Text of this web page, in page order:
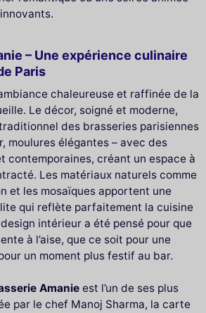
– Une expérience culinaire
Paris
chaleureuse et raffinée de la
Le décor, soigné et moderne,
des brasseries parisiennes
moulures élégantes – avec des
contemporaines, créant un espace à
Les matériaux naturels comme
et les mosaïques apportent une
qui reflète parfaitement la cuisine
intérieur a été pensé pour que
à l’aise, que ce soit pour une
un moment plus festif au bar.
Amanie est l’un de ses plus
par le chef Manoj Sharma, la carte